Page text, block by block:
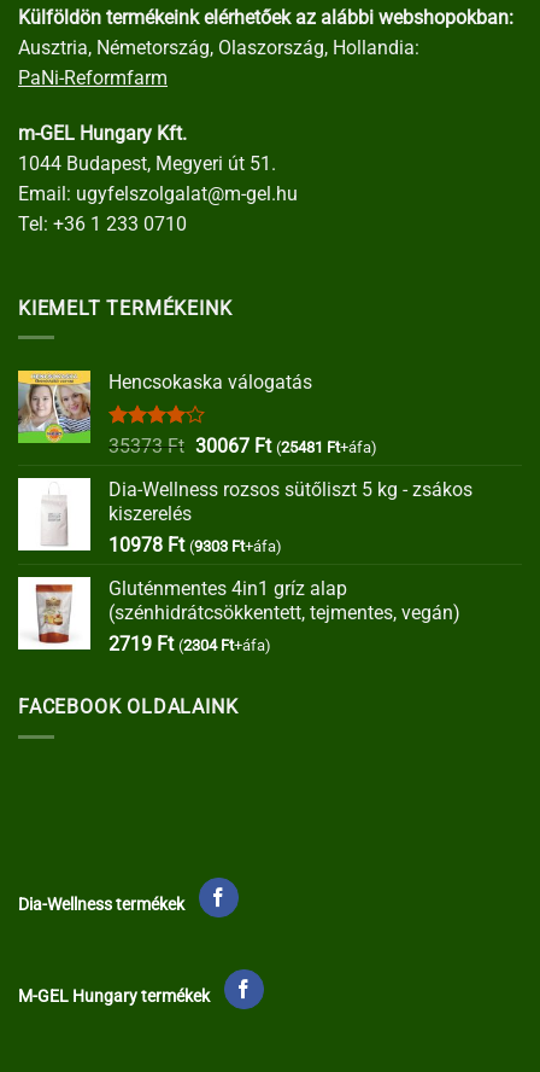
Külföldön termékeink elérhetőek az alábbi webshopokban:
Ausztria, Németország, Olaszország, Hollandia:
PaNi-Reformfarm
m-GEL Hungary Kft.
1044 Budapest, Megyeri út 51.
Email: ugyfelszolgalat@m-gel.hu
Tel: +36 1 233 0710
KIEMELT TERMÉKEINK
Hencsokaska válogatás
Értékelés:
35373Ft Original
was:
30067 FtCurrent
is:
(25481 Ft+áfa)
Dia-Wellness rozsos sütőliszt 5 kg - zsákos
kiszerelés
10978 Ft (9303 Ft+áfa)
Gluténmentes 4in1 gríz alap
(szénhidrátcsökkentett, tejmentes, vegán)
2719 Ft (2304 Ft+áfa)
FACEBOOK OLDALAINK
Dia-Wellness termékek
M-GEL Hungary termékek